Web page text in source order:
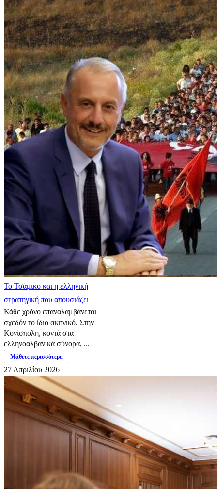
​Το Τσάμικο και η ελληνική
στρατηγική που απουσιάζει
Κάθε χρόνο επαναλαμβάνεται
σχεδόν το ίδιο σκηνικό. Στην
Κονίσπολη, κοντά στα
ελληνοαλβανικά σύνορα, ...
Μάθετε περισσότερα
27 Απριλίου 2026